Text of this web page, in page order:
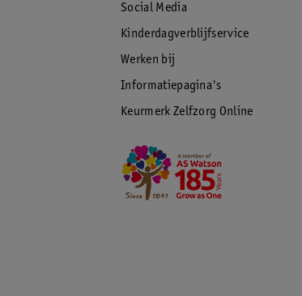
Social Media
Kinderdagverblijfservice
Werken bij
Informatiepagina's
Keurmerk Zelfzorg Online